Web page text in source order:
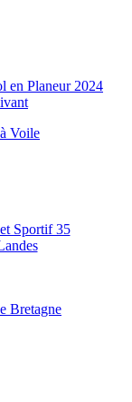
en Planeur 2024